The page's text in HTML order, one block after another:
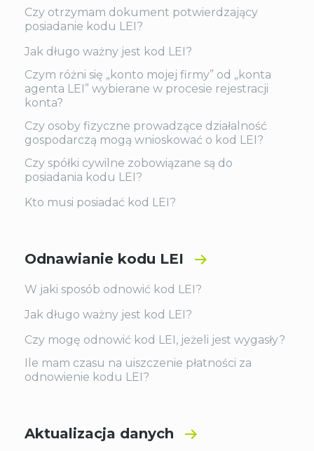
Czy otrzymam dokument potwierdzający
posiadanie kodu LEI?
Jak długo ważny jest kod LEI?
Czym różni się „konto mojej firmy” od „konta
agenta LEI” wybierane w procesie rejestracji
konta?
Czy osoby fizyczne prowadzące działalność
gospodarczą mogą wnioskować o kod LEI?
Czy spółki cywilne zobowiązane są do
posiadania kodu LEI?
Kto musi posiadać kod LEI?
Odnawianie kodu LEI
W jaki sposób odnowić kod LEI?
Jak długo ważny jest kod LEI?
Czy mogę odnowić kod LEI, jeżeli jest wygasły?
Ile mam czasu na uiszczenie płatności za
odnowienie kodu LEI?
Aktualizacja danych